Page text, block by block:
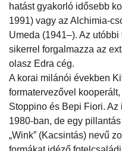
hatást gyakorló idősebb
1991) vagy az Alchimia-
Umeda (1941–). Az
sikerrel forgalmazza az
olasz Edra cég.
A korai milánói években
formatervezővel
Stoppino és Bepi Fiori.
1980-ban, de egy
„Wink” (Kacsintás) nevű